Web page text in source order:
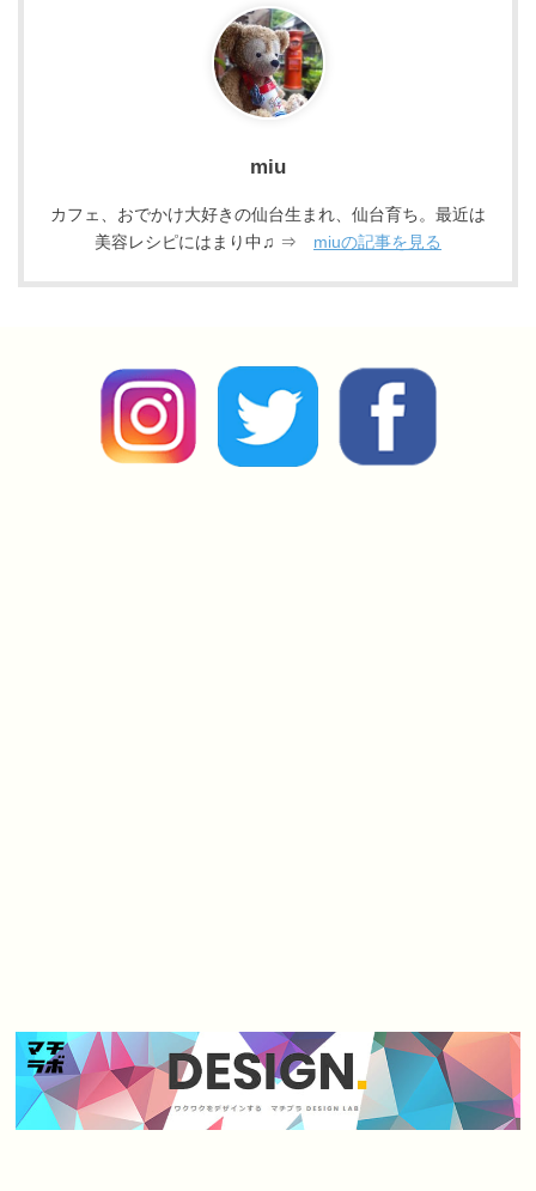
miu
カフェ、おでかけ大好きの仙台生まれ、仙台育ち。最近は
美容レシピにはまり中♫ ⇒ miuの記事を見る